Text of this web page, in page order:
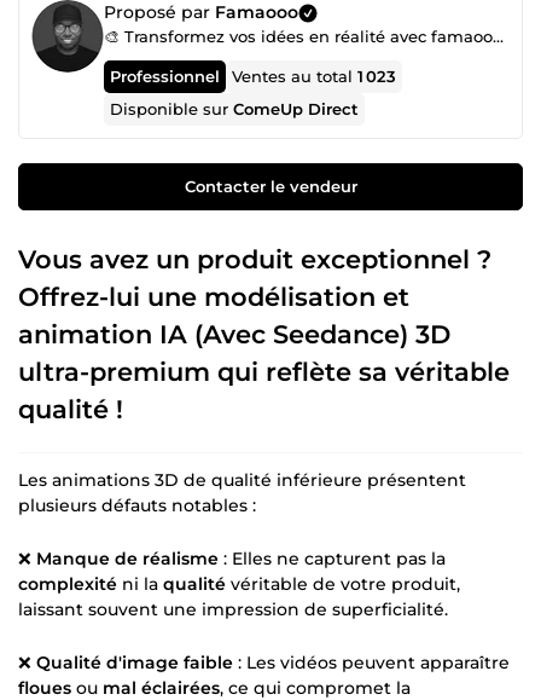
Proposé par Famaooo
🎨 Transformez vos idées en réalité avec famaooo – Votre expert en création digitale !
Professionnel Ventes au total1 023
Disponible surComeUp Direct
Contacter le vendeur
Vous avez un produit exceptionnel ?
Offrez-lui une modélisation et
animation IA (Avec Seedance) 3D
ultra-premium qui reflète sa véritable
qualité !
Les animations 3D de qualité inférieure présentent
plusieurs défauts notables :
❌ Manque de réalisme : Elles ne capturent pas la
complexité ni la qualité véritable de votre produit,
laissant souvent une impression de superficialité.
❌ Qualité d'image faible : Les vidéos peuvent apparaître
floues ou mal éclairées, ce qui compromet la